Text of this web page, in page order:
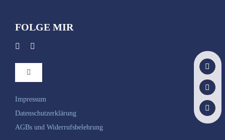
FOLGE MIR
Toggle
Navigation
Startseite
Du bist …
Impressum
Datenschutzerklärung
AGBs und Widerrufsbelehrung